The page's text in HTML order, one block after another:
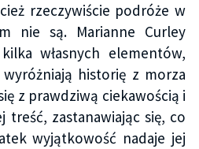
rzeczywiście podróże w
nie są. Marianne Curley
własnych elementów,
historię z morza
z prawdziwą ciekawością i
treść, zastanawiając się, co
wyjątkowość nadaje jej